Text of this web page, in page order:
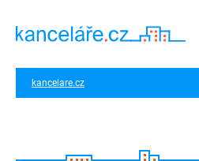
kancelare.cz